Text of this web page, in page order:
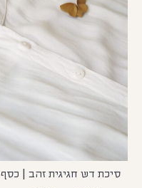
סיכת דש חגיגית זהב | כסף